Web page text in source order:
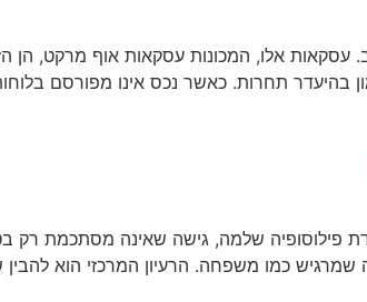
אלו, המכונות עסקאות אוף מרקט, הן
בהיעדר תחרות. כאשר נכס אינו מפורסם
פילוסופיה שלמה, גישה שאינה מסתכמת רק
כמו משפחה. הרעיון המרכזי הוא